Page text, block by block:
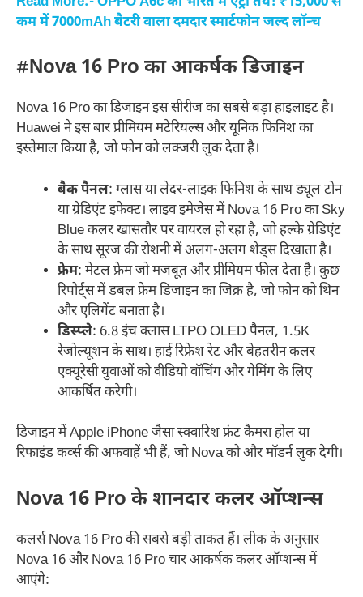
कम में 7000mAh बैटरी वाला दमदार स्मार्टफोन जल्द लॉन्च
#Nova 16 Pro का आकर्षक डिजाइन
Nova 16 Pro का डिजाइन इस सीरीज का सबसे बड़ा हाइलाइट है।
Huawei ने इस बार प्रीमियम मटेरियल्स और यूनिक फिनिश का
इस्तेमाल किया है, जो फोन को लक्जरी लुक देता है।
बैक पैनल: ग्लास या लेदर-लाइक फिनिश के साथ ड्यूल टोन
या ग्रेडिएंट इफेक्ट। लाइव इमेजेस में Nova 16 Pro का Sky
Blue कलर खासतौर पर वायरल हो रहा है, जो हल्के ग्रेडिएंट
के साथ सूरज की रोशनी में अलग-अलग शेड्स दिखाता है।
फ्रेम: मेटल फ्रेम जो मजबूत और प्रीमियम फील देता है। कुछ
रिपोर्ट्स में डबल फ्रेम डिजाइन का जिक्र है, जो फोन को थिन
और एलिगेंट बनाता है।
डिस्प्ले: 6.8 इंच क्लास LTPO OLED पैनल, 1.5K
रेजोल्यूशन के साथ। हाई रिफ्रेश रेट और बेहतरीन कलर
एक्यूरेसी युवाओं को वीडियो वॉचिंग और गेमिंग के लिए
आकर्षित करेगी।
डिजाइन में Apple iPhone जैसा स्क्वारिश फ्रंट कैमरा होल या
रिफाइंड कर्व्स की अफवाहें भी हैं, जो Nova को और मॉडर्न लुक देगी।
Nova 16 Pro के शानदार कलर ऑप्शन्स
कलर्स Nova 16 Pro की सबसे बड़ी ताकत हैं। लीक के अनुसार
Nova 16 और Nova 16 Pro चार आकर्षक कलर ऑप्शन्स में
आएंगे: